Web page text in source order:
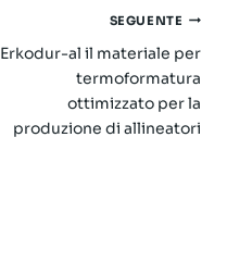
SEGUENTE
Erkodur-al il materiale per
termoformatura
ottimizzato per la
produzione di allineatori